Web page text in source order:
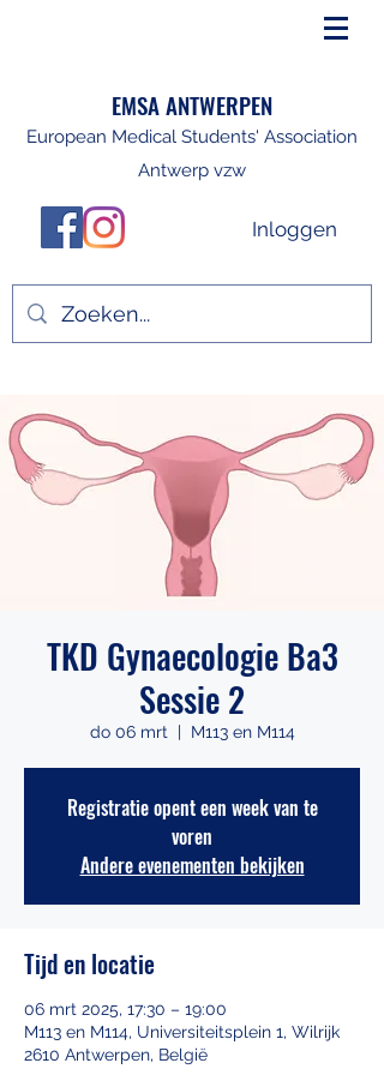
EMSA ANTWERPEN
European Medical Students' Association
Antwerp vzw
Inloggen
TKD Gynaecologie Ba3
Sessie 2
do 06 mrt
  |
M113 en M114
Registratie opent een week van te
voren
Andere evenementen bekijken
Tijd en locatie
06 mrt 2025, 17:30 – 19:00
M113 en M114, Universiteitsplein 1, Wilrijk
2610 Antwerpen, België